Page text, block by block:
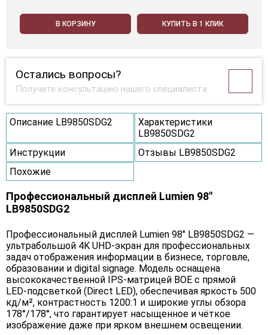
В КОРЗИНУ КУПИТЬ В 1 КЛИК
Остались вопросы?
Получите консультацию нашего специалиста
Описание LB9850SDG2
Характеристики
LB9850SDG2
Инструкции
Отзывы LB9850SDG2
Похожие
Профессиональный дисплей Lumien 98"
LB9850SDG2
Профессиональный дисплей Lumien 98" LB9850SDG2 —
ультрабольшой 4K UHD‑экран для профессиональных
задач отображения информации в бизнесе, торговле,
образовании и digital signage. Модель оснащена
высококачественной IPS‑матрицей BOE с прямой
LED‑подсветкой (Direct LED), обеспечивая яркость 500
кд/м², контрастность 1200:1 и широкие углы обзора
178°/178°, что гарантирует насыщенное и чёткое
изображение даже при ярком внешнем освещении.